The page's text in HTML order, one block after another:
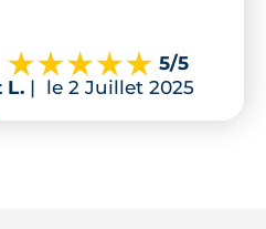
5/5
L. | le 2 Juillet 2025